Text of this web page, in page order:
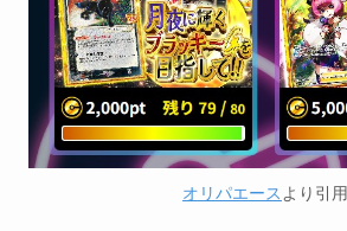
オリパエース より引用